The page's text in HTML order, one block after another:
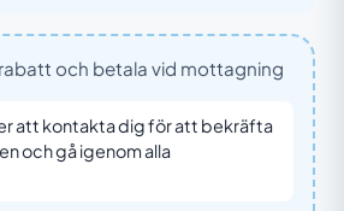
och betala vid mottagning
att kontakta dig för att bekräfta
och gå igenom alla